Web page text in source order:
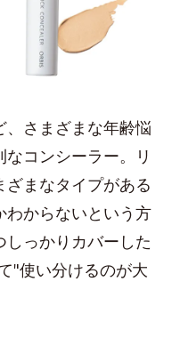
、さまざまな年齢悩
コンシーラー。リ
まなタイプがある
わからないという方
しっかりカバーした
"使い分けるのが大